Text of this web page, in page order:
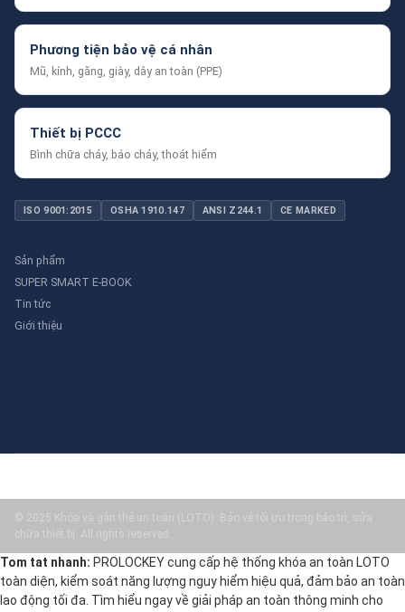
Phương tiện bảo vệ cá nhân
Mũ, kính, găng, giày, dây an toàn (PPE)
Thiết bị PCCC
Bình chữa cháy, báo cháy, thoát hiểm
ISO 9001:2015 OSHA 1910.147 ANSI Z244.1 CE MARKED
Sản phẩm
SUPER SMART E-BOOK
Tin tức
Giới thiệu
© 2025 Khóa và gắn thẻ an toàn (LOTO): Bảo vệ tối ưu trong bảo trì, sửa
chữa thiết bị. All rights reserved.
Tom tat nhanh: PROLOCKEY cung cấp hệ thống khóa an toàn LOTO
toàn diện, kiểm soát năng lượng nguy hiểm hiệu quả, đảm bảo an toàn
lao động tối đa. Tìm hiểu ngay về giải pháp an toàn thông minh cho